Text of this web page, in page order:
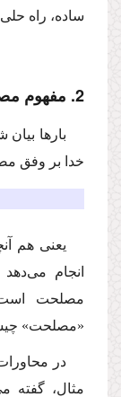
ساده، راه حلى
2. مفهوم مصلحت
بارها
خدا بر وفق
یعنى هم
انجام
مصلحت
«مصلحت»
در
مثال، گفته